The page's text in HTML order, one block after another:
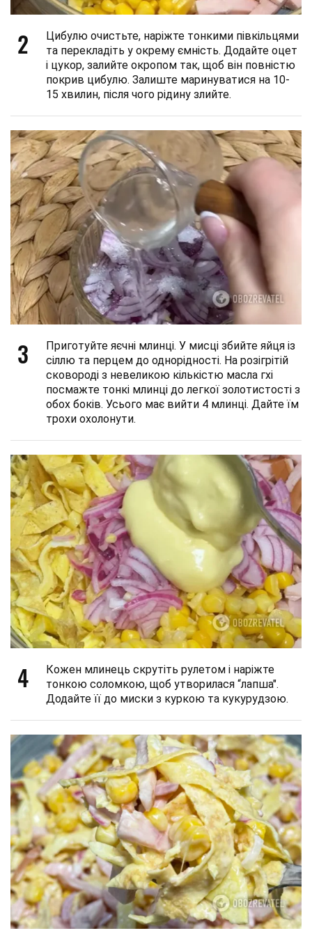
2
Цибулю очистьте, наріжте тонкими півкільцями
та перекладіть у окрему ємність. Додайте оцет
і цукор, залийте окропом так, щоб він повністю
покрив цибулю. Залиште маринуватися на 10-
15 хвилин, після чого рідину злийте.
3
Приготуйте яєчні млинці. У мисці збийте яйця із
сіллю та перцем до однорідності. На розігрітій
сковороді з невеликою кількістю масла гхі
посмажте тонкі млинці до легкої золотистості з
обох боків. Усього має вийти 4 млинці. Дайте їм
трохи охолонути.
4
Кожен млинець скрутіть рулетом і наріжте
тонкою соломкою, щоб утворилася “лапша".
Додайте її до миски з куркою та кукурудзою.